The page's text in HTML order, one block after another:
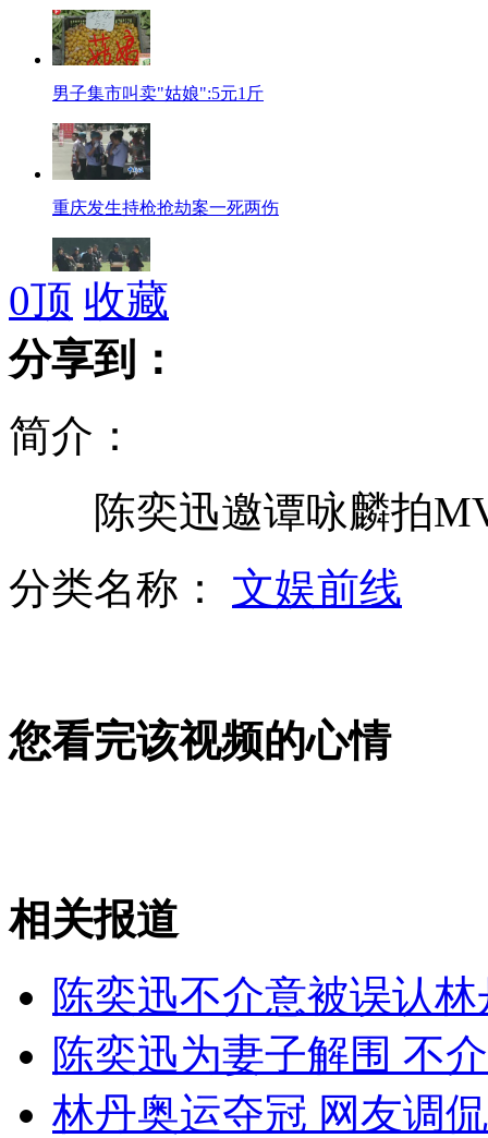
男子集市叫卖"姑娘":5元1斤
重庆发生持枪抢劫案一死两伤
黑吉辽蒙顶尖特警"神枪手"实弹竞赛
海葵致景德镇暴雨 "瓷都"变泽国
女孩北京地铁殴打老人 痛下狠手拳打脚踢
0顶 收藏
分享到：
简介：
陈奕迅邀谭咏麟拍MV
分类名称： 文娱前线
您看完该视频的心情
相关报道
陈奕迅不介意被误认
陈奕迅为妻子解围 不
林丹奥运夺冠 网友调